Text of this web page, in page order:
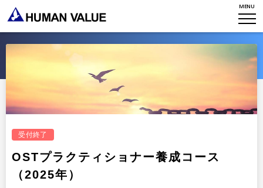
MENU
研究員紹介
アクセスマップ
ミッション・バリュー
会社からのお知らせ
プライバシーポリシー
採用について
組織変革
PMI
出版
プラクティショナー養成
STORIES
NEWS
Stories
リサーチ
出版
受付終了
OSTプラクティショナー養成コース
（2025年）